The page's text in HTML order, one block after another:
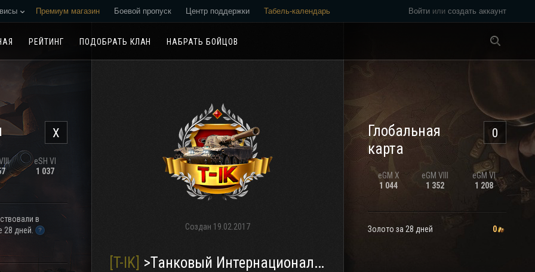
Войти или создать аккаунт
Премиум магазин Боевой пропуск Центр поддержки Табель-календарь
РЕЙТИНГ ПОДОБРАТЬ КЛАН НАБРАТЬ БОЙЦОВ
X
eSH VI
1 037
в
28 дней.
Создан 19.02.2017
[T-IK] >Танковый Интернациональный Клан<
0
Глобальная
карта
eGM X
1 044
eGM VIII
1 352
eGM VI
1 208
Золото за 28 дней 0